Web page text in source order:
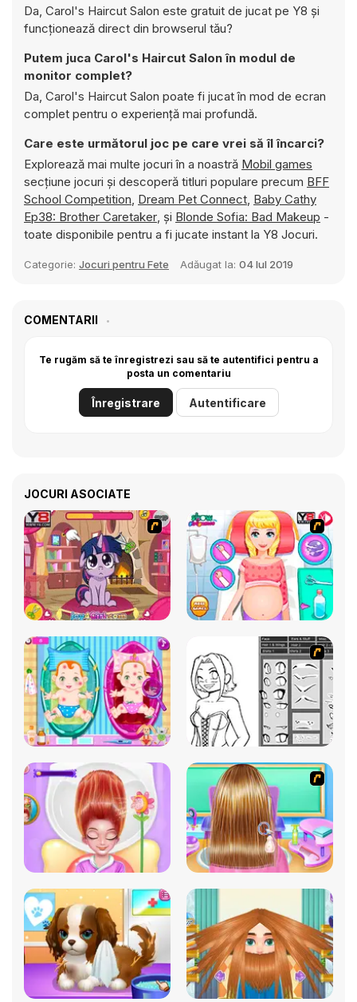
Da, Carol's Haircut Salon este gratuit de jucat pe Y8 și
funcționează direct din browserul tău?
Putem juca Carol's Haircut Salon în modul de
monitor complet?
Da, Carol's Haircut Salon poate fi jucat în mod de ecran
complet pentru o experiență mai profundă.
Care este următorul joc pe care vrei să îl încarci?
Explorează mai multe jocuri în a noastră Mobil games
secțiune jocuri și descoperă titluri populare precum BFF
School Competition, Dream Pet Connect, Baby Cathy
Ep38: Brother Caretaker, și Blonde Sofia: Bad Makeup -
toate disponibile pentru a fi jucate instant la Y8 Jocuri.
Categorie: Jocuri pentru Fete Adăugat la: 04 Iul 2019
COMENTARII
Te rugăm să te înregistrezi sau să te autentifici pentru a
posta un comentariu
Înregistrare Autentificare
JOCURI ASOCIATE